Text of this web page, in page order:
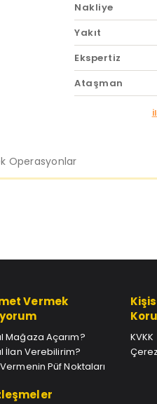
Nakliye
Yakıt
Ekspertiz
Ataşman
Operasyonlar
Vermek
Mağaza Açarım?
İlan Verebilirim?
Püf Noktaları
KVKK